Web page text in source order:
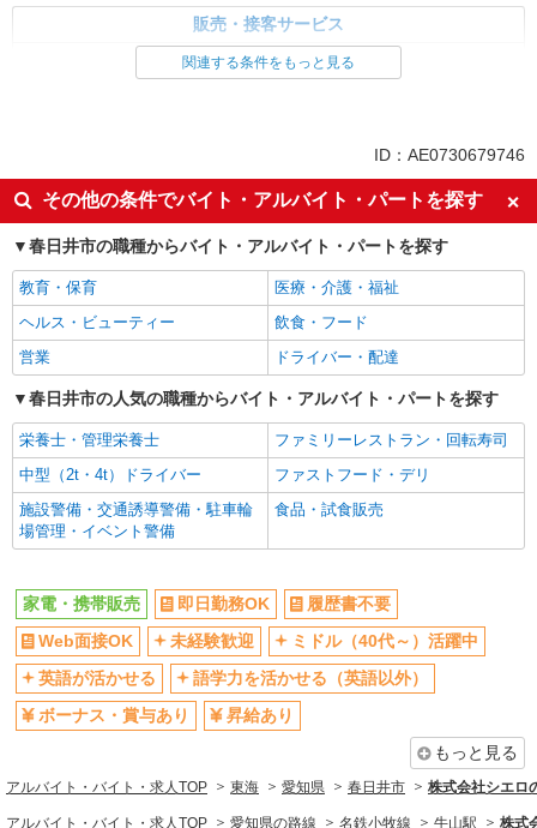
販売・接客サービス
英語が活かせる
ボーナス・賞与あり
車通勤OK
交通費支給
社会保険あり
社員登用あり
関連する条件をもっと見る
ID：AE0730679746
その他の条件でバイト・アルバイト・パートを探す
春日井市の職種からバイト・アルバイト・パートを探す
教育・保育
医療・介護・福祉
ヘルス・ビューティー
飲食・フード
営業
ドライバー・配達
春日井市の人気の職種からバイト・アルバイト・パートを探す
栄養士・管理栄養士
ファミリーレストラン・回転寿司
中型（2t・4t）ドライバー
ファストフード・デリ
施設警備・交通誘導警備・駐車輪
場管理・イベント警備
食品・試食販売
家電・携帯販売 即日勤務OK
履歴書不要
Web面接OK
未経験歓迎
ミドル（40代～）活躍中
英語が活かせる
語学力を活かせる（英語以外）
ボーナス・賞与あり
昇給あり
もっと見る
アルバイト・バイト・求人TOP 東海 愛知県 春日井市 株式会社シエロ
アルバイト・バイト・求人TOP 愛知県の路線 名鉄小牧線 牛山駅 株式